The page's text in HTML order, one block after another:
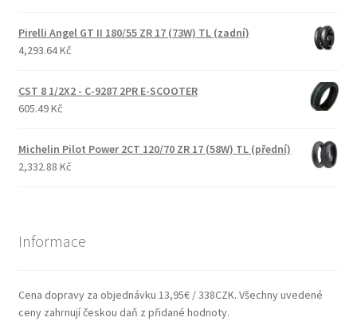
Pirelli Angel GT II 180/55 ZR 17 (73W) TL (zadní)
4,293.64 Kč
CST 8 1/2X2 - C-9287 2PR E-SCOOTER
605.49 Kč
Michelin Pilot Power 2CT 120/70 ZR 17 (58W) TL (přední)
2,332.88 Kč
Informace
Cena dopravy za objednávku 13,95€ / 338CZK. Všechny uvedené
ceny zahrnují českou daň z přidané hodnoty.